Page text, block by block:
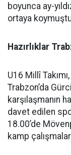
boyunca ay-
ortaya
Hazırlıklar
U16 Millî
Trabzon’da
karşılaşmanın
davet edilen
18.00’de
kamp